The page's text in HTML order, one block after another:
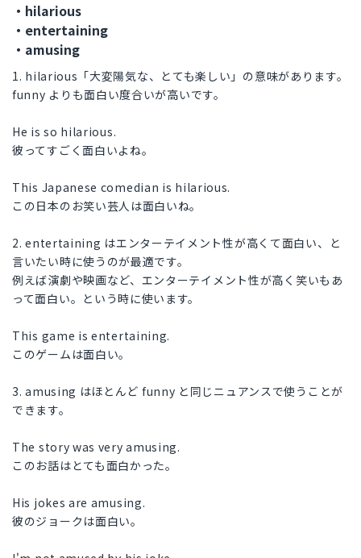
・hilarious
・entertaining
・amusing
1. hilarious「大変陽気な、とても楽しい」の意味があります。
funny よりも面白い度合いが高いです。
He is so hilarious.
彼ってすごく面白いよね。
This Japanese comedian is hilarious.
この日本のお笑い芸人は面白いね。
2. entertaining はエンターテイメント性が高くて面白い、と
言いたい時に使うのが最適です。
例えば演劇や映画など、エンターテイメント性が高く笑いもあ
って面白い。という時に使います。
This game is entertaining.
このゲームは面白い。
3. amusing はほとんど funny と同じニュアンスで使うことが
できます。
The story was very amusing.
このお話はとても面白かった。
His jokes are amusing.
彼のジョークは面白い。